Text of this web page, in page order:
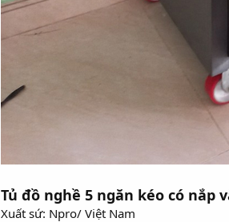
Tủ đồ nghề 5 ngăn kéo có nắp
Xuất sứ: Npro/ Việt Nam